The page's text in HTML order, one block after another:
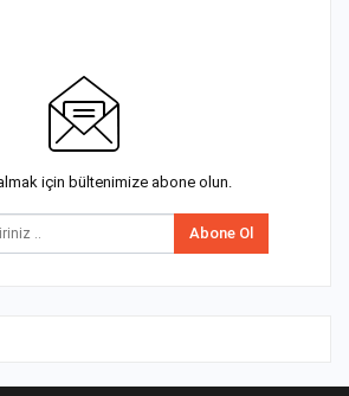
için bültenimize abone olun.
Abone Ol